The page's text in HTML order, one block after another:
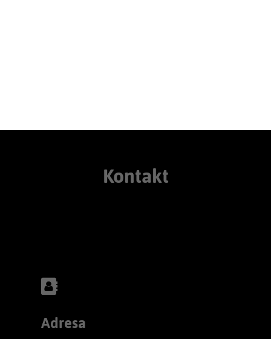
Kontakt
Adresa